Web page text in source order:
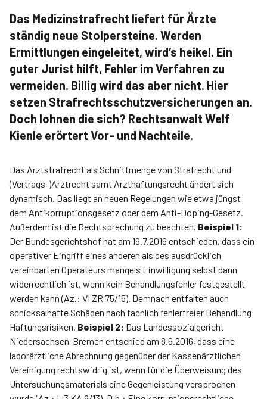
Das Medizinstrafrecht liefert für Ärzte
ständig neue Stolpersteine. Werden
Ermittlungen eingeleitet, wird‘s heikel. Ein
guter Jurist hilft, Fehler im Verfahren zu
vermeiden. Billig wird das aber nicht. Hier
setzen Strafrechtsschutzversicherungen an.
Doch lohnen die sich? Rechtsanwalt Welf
Kienle erörtert Vor- und Nachteile.
Das Arztstrafrecht als Schnittmenge von Strafrecht und
(Vertrags-)Arztrecht samt Arzthaftungsrecht ändert sich
dynamisch. Das liegt an neuen Regelungen wie etwa jüngst
dem Antikorruptionsgesetz oder dem Anti-Doping-Gesetz.
Außerdem ist die Rechtsprechung zu beachten. Beispiel 1:
Der Bundesgerichtshof hat am 19.7.2016 entschieden, dass ein
operativer Eingriff eines anderen als des ausdrücklich
vereinbarten Operateurs mangels Einwilligung selbst dann
widerrechtlich ist, wenn kein Behandlungsfehler festgestellt
werden kann (Az.: VI ZR 75/15). Demnach entfalten auch
schicksalhafte Schäden nach fachlich fehlerfreier Behandlung
Haftungsrisiken. Beispiel 2: Das Landessozialgericht
Niedersachsen-Bremen entschied am 8.6.2016, dass eine
laborärztliche Abrechnung gegenüber der Kassenärztlichen
Vereinigung rechtswidrig ist, wenn für die Überweisung des
Untersuchungsmaterials eine Gegenleistung versprochen